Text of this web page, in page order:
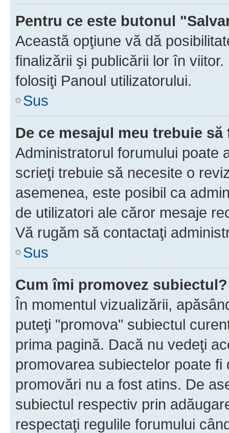
Pentru ce este butonul
Această opţiune vă dă
finalizării şi publicării lor în
folosiţi Panoul utilizatorului.
Sus
De ce mesajul meu trebuie
Administratorul forumului poate
scrieţi trebuie să necesite o
asemenea, este posibil ca
de utilizatori ale căror mesaje
Vă rugăm să contactaţi
Sus
Cum îmi promovez subiectul?
În momentul vizualizării,
puteţi "promova" subiectul
prima pagină. Dacă nu vedeţi
promovarea subiectelor poate
promovări nu a fost atins. De
subiectul respectiv prin
respectaţi regulile forumului